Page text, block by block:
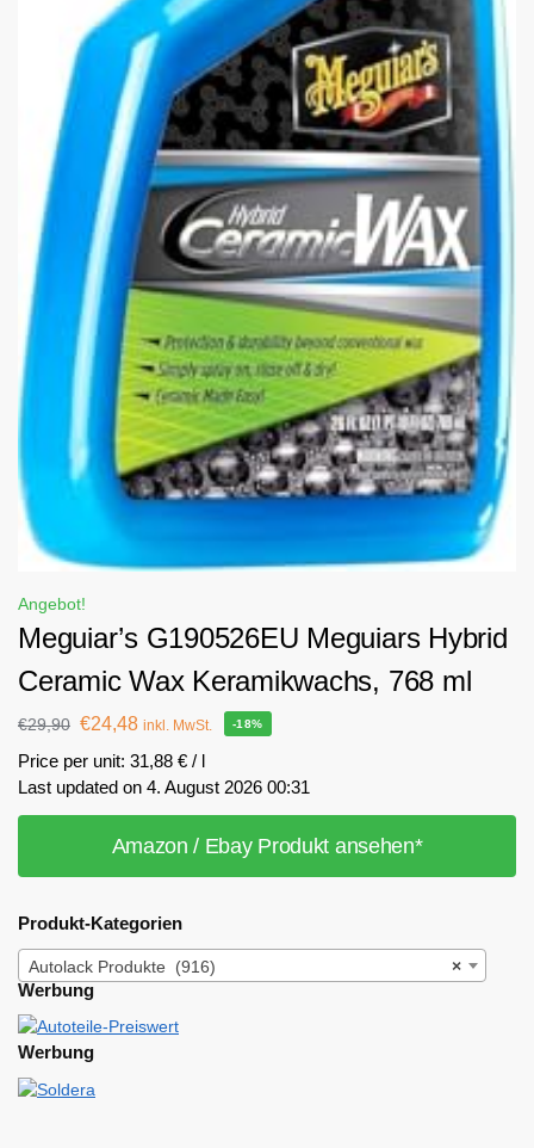
Angebot!
Meguiar’s G190526EU Meguiars Hybrid
Ceramic Wax Keramikwachs, 768 ml
€29,90 €24,48 inkl. MwSt. -18%
Price per unit: 31,88 € / l
Last updated on 4. August 2026 00:31
Amazon / Ebay Produkt ansehen*
Produkt-Kategorien
×
Autolack Produkte (916)
Werbung
Werbung